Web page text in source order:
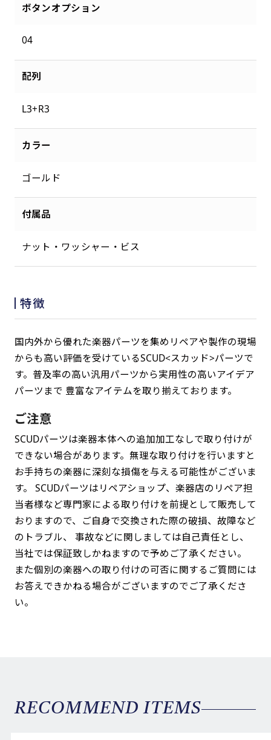
ボタンオプション
04
配列
L3+R3
カラー
ゴールド
付属品
ナット・ワッシャー・ビス
特徴
国内外から優れた楽器パーツを集めリペアや製作の現場
からも高い評価を受けているSCUD<スカッド>パーツで
す。普及率の高い汎用パーツから実用性の高いアイデア
パーツまで 豊富なアイテムを取り揃えております。
ご注意
SCUDパーツは楽器本体への追加加工なしで取り付けが
できない場合があります。無理な取り付けを行いますと
お手持ちの楽器に深刻な損傷を与える可能性がございま
す。 SCUDパーツはリペアショップ、楽器店のリペア担
当者様など専門家による取り付けを前提として販売して
おりますので、ご自身で交換された際の破損、故障など
のトラブル、 事故などに関しましては自己責任とし、
当社では保証致しかねますので予めご了承ください。
また個別の楽器への取り付けの可否に関するご質問には
お答えできかねる場合がございますのでご了承くださ
い。
RECOMMEND ITEMS